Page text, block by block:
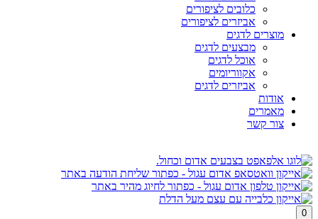
כלובים לציפורים
אביזרים לציפורים
מוצרים לדגים
מבצעים לדגים
אוכל לדגים
אקווריומים
אביזרים לדגים
אודות
מאמרים
צור קשר
0